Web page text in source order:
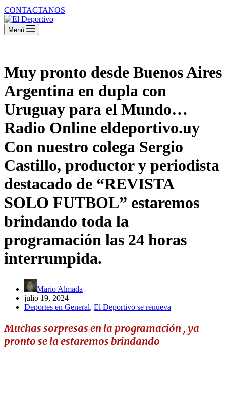
CONTACTANOS
Menú
Muy pronto desde Buenos Aires
Argentina en dupla con
Uruguay para el Mundo…
Radio Online eldeportivo.uy
Con nuestro colega Sergio
Castillo, productor y periodista
destacado de “REVISTA
SOLO FUTBOL” estaremos
brindando toda la
programación las 24 horas
interrumpida.
Mario Almada
julio 19, 2024
Deportes en General, El Deportivo se renueva
Muchas sorpresas en la programación , ya
pronto se la estaremos brindando